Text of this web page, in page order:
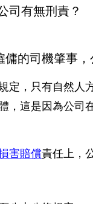
司有無刑責？
傭的司機肇事
定，只有自然人
，這是因為公司
害賠償責任上，